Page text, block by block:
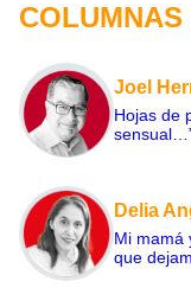
COLUMNAS
Joel
Hojas de
Delia
Mi mamá
que